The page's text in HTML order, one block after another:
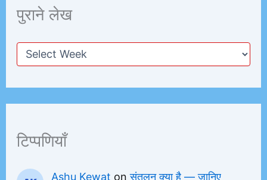
पुराने लेख
टिप्पणियाँ
Ashu Kewat onसंतुलन क्या है — जानिए